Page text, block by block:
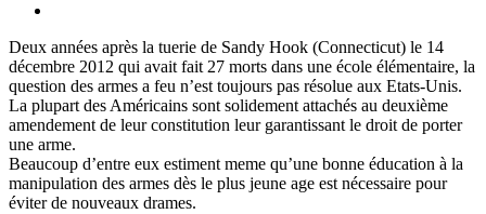
Deux années après la tuerie de Sandy Hook (Connecticut) le 14
décembre 2012 qui avait fait 27 morts dans une école élémentaire, la
question des armes a feu n’est toujours pas résolue aux Etats-Unis.
La plupart des Américains sont solidement attachés au deuxième
amendement de leur constitution leur garantissant le droit de porter
une arme.
Beaucoup d’entre eux estiment meme qu’une bonne éducation à la
manipulation des armes dès le plus jeune age est nécessaire pour
éviter de nouveaux drames.